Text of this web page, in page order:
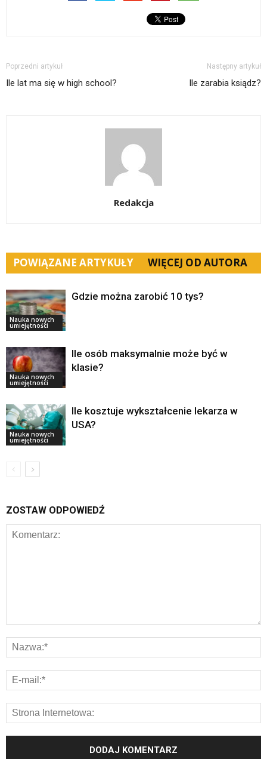
Poprzedni artykuł
Ile lat ma się w high school?
Następny artykuł
Ile zarabia ksiądz?
Redakcja
POWIĄZANE ARTYKUŁY WIĘCEJ OD AUTORA
Nauka nowych
umiejętności
Gdzie można zarobić 10 tys?
Nauka nowych
umiejętności
Ile osób maksymalnie może być w
klasie?
Nauka nowych
umiejętności
Ile kosztuje wykształcenie lekarza w
USA?
ZOSTAW ODPOWIEDŹ